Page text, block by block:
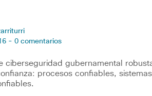
- 0 comentarios
ciberseguridad gubernamental
procesos confiables, sistemas